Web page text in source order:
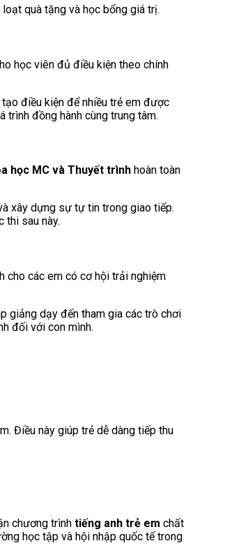
quà tặng và học bổng giá trị.
học viên đủ điều kiện theo chính
điều kiện để nhiều trẻ em được
đồng hành cùng trung tâm.
học MC và Thuyết trình hoàn toàn
xây dựng sự tự tin trong giao tiếp.
thi sau này.
cho các em có cơ hội trải nghiệm
giảng dạy đến tham gia các trò chơi
đối với con mình.
Điều này giúp trẻ dễ dàng tiếp thu
chương trình tiếng anh trẻ em chất
học tập và hội nhập quốc tế trong